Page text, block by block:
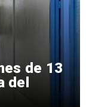
de 13
del